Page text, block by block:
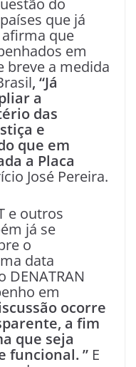
que já
que
em
breve a medida
, “Já
a
das
e
que em
a Placa
José Pereira.
e outros
já se
o
data
em
ocorre
a fim
que seja
funcional. ” E